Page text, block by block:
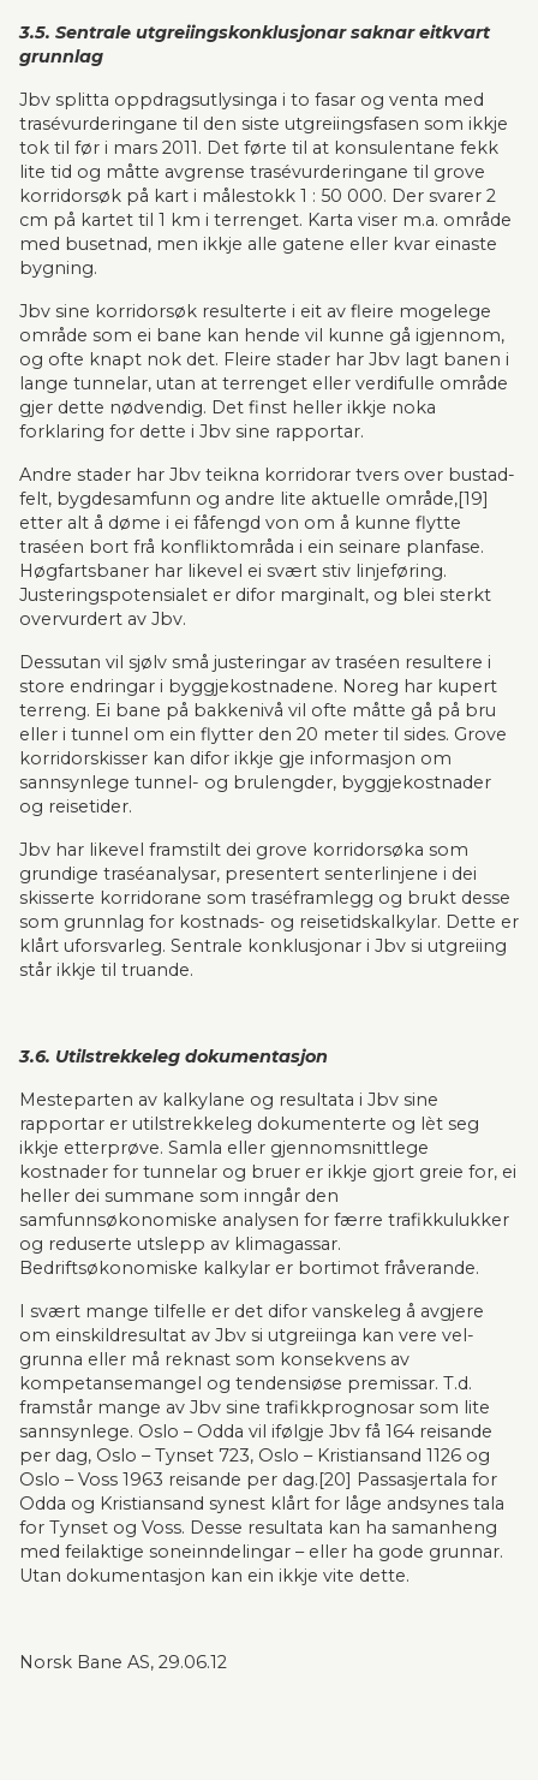
3.5. Sentrale utgreiingskonklusjonar saknar eitkvart
grunnlag
Jbv splitta oppdragsutlysinga i to fasar og venta med
trasévurderingane til den siste utgreiings­fasen som ikkje
tok til før i mars 2011. Det førte til at konsulentane fekk
lite tid og måtte avgrense trasévurderingane til grove
kor­ri­dor­søk på kart i målestokk 1 : 50 000. Der svarer 2
cm på kartet til 1 km i terrenget. Karta viser m.a. område
med busetnad, men ikkje alle gatene eller kvar einaste
bygning.
Jbv sine korridor­søk resulterte i eit av fleire mogelege
område som ei bane kan hende vil kunne gå igjen­nom,
og ofte knapt nok det. Fleire stader har Jbv lagt banen i
lange tunnelar, utan at terren­get eller verdifulle område
gjer dette nødvendig. Det finst heller ikkje noka
forklaring for dette i Jbv sine rap­por­tar.
Andre stader har Jbv teikna korridorar tvers over bu­stad­
felt, bygde­sam­funn og andre lite aktuelle område,[19]
etter alt å døme i ei fåfengd von om å kunne flytte
traséen bort frå konfliktområda i ein sei­nare planfase.
Høgfartsbaner har likevel ei svært stiv linjeføring.
Justeringspotensialet er difor margi­nalt, og blei sterkt
overvurdert av Jbv.
Dessutan vil sjølv små justeringar av traséen resultere i
store endringar i byggjekostnadene. Noreg har kupert
terreng. Ei bane på bakkenivå vil ofte måtte gå på bru
eller i tunnel om ein flytter den 20 meter til sides. Grove
korridorskisser kan difor ikkje gje informasjon om
sannsynlege tunnel- og brulengder, byggjekostnader
og reisetider.
Jbv har likevel fram­stilt dei grove korridorsøka som
grundige traséanalysar, presentert senter­linjene i dei
skisserte korridorane som trasé­framlegg og brukt desse
som grunnlag for kostnads­- og reisetidskalkylar. Dette er
klårt uforsvarleg. Sentrale konklusjonar i Jbv si utgreiing
står ikkje til truande.
3.6. Utilstrekkeleg dokumentasjon
Mesteparten av kalkylane og resultata i Jbv sine
rapportar er utilstrekkeleg dokumenterte og lèt seg
ikkje etterprøve. Samla eller gjennomsnittlege
kostnader for tunnelar og bruer er ikkje gjort greie for, ei
heller dei summane som inngår den
samfunnsøkonomiske analysen for færre trafikk­ulukker
og reduserte utslepp av klimagassar.
Bedriftsøkonomiske kalkylar er bortimot fråverande.
I svært mange tilfelle er det difor vanskeleg å avgjere
om einskildresultat av Jbv si utgreiinga kan vere vel­
grunna eller må reknast som konsekvens av
kompetansemangel og tendensiøse premissar. T.d.
framstår mange av Jbv sine trafikkprognosar som lite
sannsynlege. Oslo – Odda vil ifølgje Jbv få 164 rei­sande
per dag, Oslo – Tynset 723, Oslo – Kristiansand 1126 og
Oslo – Voss 1963 reisande per dag.[20] Passasjertala for
Odda og Kristi­an­sand synest klårt for låge andsynes tala
for Tynset og Voss. Desse resultata kan ha samanheng
med feilaktige soneinndelingar – eller ha gode grun­nar.
Utan dokumen­tasjon kan ein ikkje vite dette.
Norsk Bane AS, 29.06.12